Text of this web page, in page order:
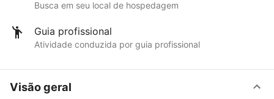
Busca em seu local de hospedagem
Guia profissional
Atividade conduzida por guia profissional
Visão geral